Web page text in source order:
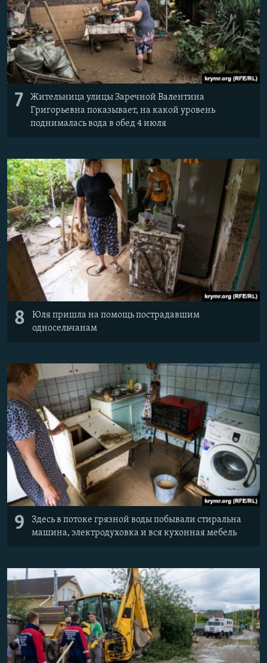
7
Жительница улицы Заречной Валентина
Григорьевна показывает, на какой уровень
поднималась вода в обед 4 июля
8
Юля пришла на помощь пострадавшим
односельчанам
9
Здесь в потоке грязной воды побывали стиральна
машина, электродуховка и вся кухонная мебель